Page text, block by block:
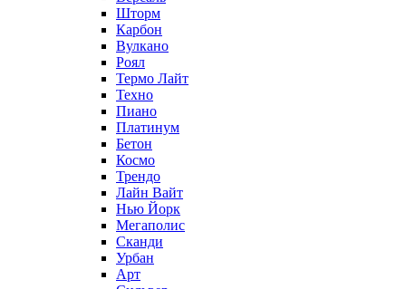
Шторм
Карбон
Вулкано
Роял
Термо Лайт
Техно
Пиано
Платинум
Бетон
Космо
Трендо
Лайн Вайт
Нью Йорк
Мегаполис
Сканди
Урбан
Арт